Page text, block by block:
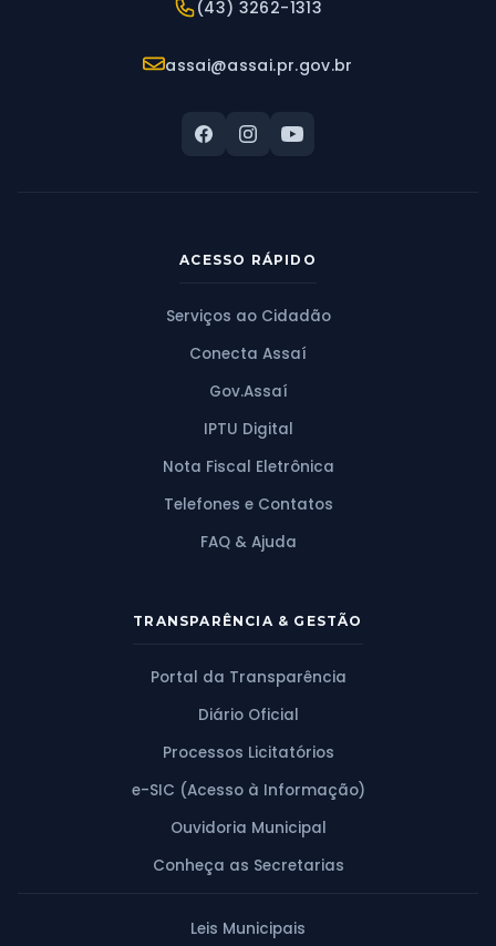
Telefone:
(43) 3262-1313
E-mail:
assai@assai.pr.gov.br
ACESSO RÁPIDO
Serviços ao Cidadão
Conecta Assaí
Gov.Assaí
IPTU Digital
Nota Fiscal Eletrônica
Telefones e Contatos
FAQ & Ajuda
TRANSPARÊNCIA & GESTÃO
Portal da Transparência
Diário Oficial
Processos Licitatórios
e-SIC (Acesso à Informação)
Ouvidoria Municipal
Conheça as Secretarias
Leis Municipais